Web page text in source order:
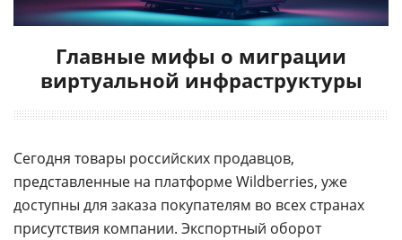
Главные мифы о миграции
виртуальной инфраструктуры
Сегодня товары российских продавцов,
представленные на платформе Wildberries, уже
доступны для заказа покупателям во всех странах
присутствия компании. Экспортный оборот